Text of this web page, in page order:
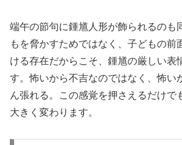
端午の節句に鍾馗人形が飾られるのも
もを脅かすためではなく、子どもの前
ける存在だからこそ、鍾馗の厳しい表
す。怖いから不吉なのではなく、怖い
ん張れる。この感覚を押さえるだけで
大きく変わります。